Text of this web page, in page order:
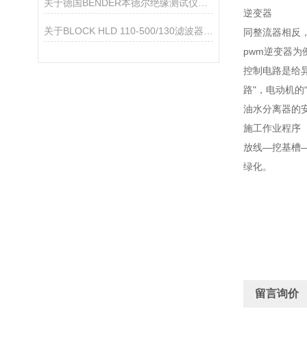
逆变器
同整流器相反
pwm逆变器为
控制电路是给
路"，电动机
油水分离器的
施工作业程序
放线—挖基槽
绿化。
留言询价